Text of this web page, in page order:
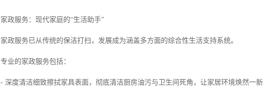
家政服务：现代家庭的“生活助手”
家政服务已从传统的保洁打扫，发展成为涵盖多方面的综合性生活支持系统。
专业的家政服务包括：
- 深度清洁细致擦拭家具表面，彻底清洁厨房油污与卫生间死角，让家居环境焕然一新